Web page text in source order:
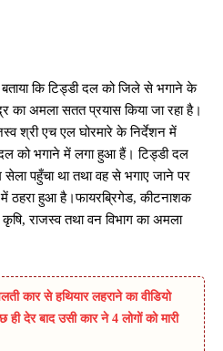
कि टिड्डी दल को जिले से भगाने के
का अमला सतत प्रयास किया जा रहा है।
श्री एच एल घोरमारे के निर्देशन में
दल को भगाने में लगा हुआ हैं। टिड्डी दल
पहुँचा था तथा वह से भगाए जाने पर
में ठहरा हुआ है।फायरब्रिगेड, कीटनाशक
राजस्व तथा वन विभाग का अमला
कार से हथियार लहराने का वीडियो
देर बाद उसी कार ने 4 लोगों को मारी